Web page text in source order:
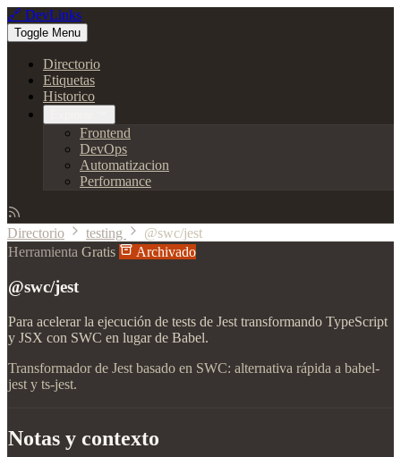
🔗 DevLinks
Toggle Menu
Directorio
Etiquetas
Historico
Frontend
DevOps
Automatizacion
Performance
Directorio testing
@swc/jest
Herramienta Gratis Archivado
@swc/jest
Para acelerar la ejecución de tests de Jest transformando TypeScript
y JSX con SWC en lugar de Babel.
Transformador de Jest basado en SWC: alternativa rápida a babel-
jest y ts-jest.
Notas y contexto